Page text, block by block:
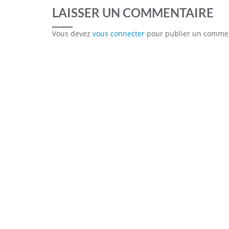
LAISSER UN COMMENTAIRE
Vous devez vous connecter pour publier un